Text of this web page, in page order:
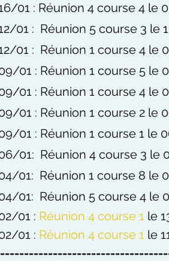
01 : Réunion 4 course 4 le
/01 : Réunion 5 course 3 le
/01 : Réunion 1 course 4 le
/01 : Réunion 1 course 5 le
/01 : Réunion 1 course 4 le
/01 : Réunion 1 course 2 le
01 : Réunion 1 course 1 le
/01: Réunion 4 course 3 le
/01: Réunion 1 course 8 le
01: Réunion 5 course 4 le
01 : Réunion 4 course 1 le
01 : Réunion 4 course 1 le